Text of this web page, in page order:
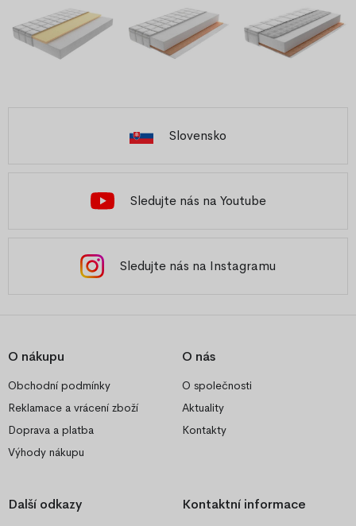
Slovensko
Sledujte nás na Youtube
Sledujte nás na Instagramu
O nákupu
Obchodní podmínky
Reklamace a vrácení zboží
Doprava a platba
Výhody nákupu
O nás
O společnosti
Aktuality
Kontakty
Další odkazy Kontaktní informace